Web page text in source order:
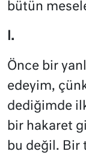
bütün
I.
Önce bir
edeyim,
dediğimde
bir hakaret
bu değil. Bir